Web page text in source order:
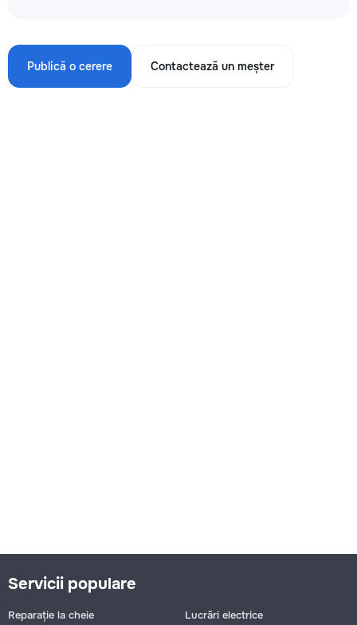
Publică o cerere Contactează un meșter
Servicii populare
Reparație la cheie
Lucrări electrice